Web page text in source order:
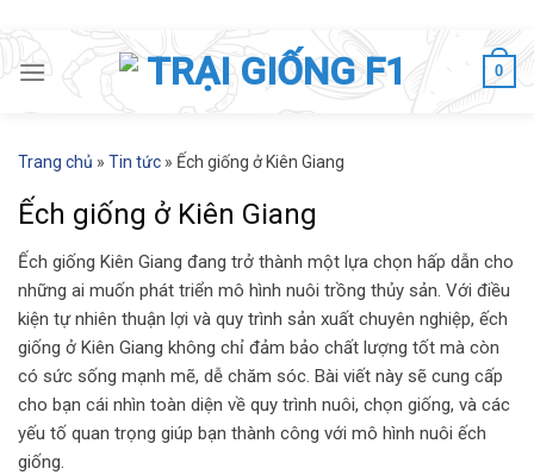
content
0
Trang chủ » Tin tức » Ếch giống ở Kiên Giang
Ếch giống ở Kiên Giang
Ếch giống Kiên Giang đang trở thành một lựa chọn hấp dẫn cho
những ai muốn phát triển mô hình nuôi trồng thủy sản. Với điều
kiện tự nhiên thuận lợi và quy trình sản xuất chuyên nghiệp, ếch
giống ở Kiên Giang không chỉ đảm bảo chất lượng tốt mà còn
có sức sống mạnh mẽ, dễ chăm sóc. Bài viết này sẽ cung cấp
cho bạn cái nhìn toàn diện về quy trình nuôi, chọn giống, và các
yếu tố quan trọng giúp bạn thành công với mô hình nuôi ếch
giống.